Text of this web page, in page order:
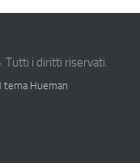
Tutti i diritti riservati.
tema Hueman